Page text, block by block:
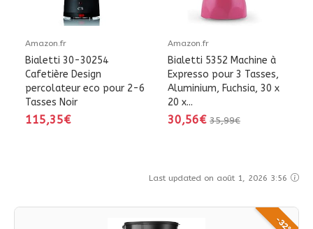
Amazon.fr
Bialetti 30-30254
Cafetière Design
percolateur eco pour 2-6
Tasses Noir
115,35€
Amazon.fr
Bialetti 5352 Machine à
Expresso pour 3 Tasses,
Aluminium, Fuchsia, 30 x
20 x...
30,56€ 35,99€
Last updated on août 1, 2026 3:56